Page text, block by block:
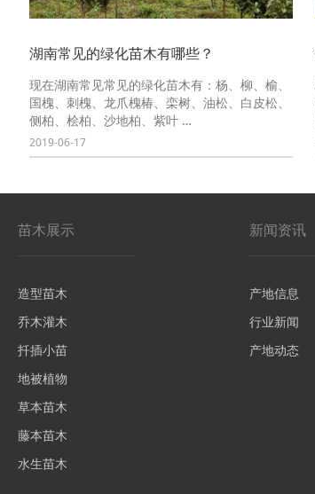
湖南常见的绿化苗木有哪些？
现在湖南常见常见的绿化苗木有：杨、柳、榆、
国槐、刺槐、龙爪槐椿、栾树、油松、白皮松、
侧柏、桧柏、沙地柏、紫叶 …
2019-06-17
苗木展示
造型苗木
乔木灌木
扦插小苗
地被植物
草本苗木
藤本苗木
水生苗木
新闻资讯
产地信息
行业新闻
产地动态